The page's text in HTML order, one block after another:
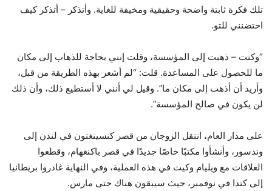
تلك فكرة ثابتة واضحة وحقيقية ومخيفة للغاية. وأتذكر – أتذكر كيف
احتضنني للتو.
“وكنت – ذهبت إلى المؤسسة، وقلت إنني بحاجة للذهاب إلى مكان
ما للحصول على المساعدة. قلت: “لم أشعر بهذه الطريقة من قبل،
وأريد أن أذهب إلى مكان ما”. وقيل لي أنني لا أستطيع ذلك، وأن ذلك
لن يكون في صالح المؤسسة”.
على مدار العام، انتقل الزوجان من قصر كنسينغتون في لندن إلى
وندسور، وأنشأوا مكتبًا خاصًا جديدًا في قصر باكنغهام، وقطعوا
العلاقات مع ويليام وكيت في هذه العملية، وفي النهاية غادروا بريطانيا
إلى كندا في نوفمبر، حيث سيبقون هناك حتى مارس.